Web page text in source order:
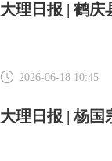
大理日报 | 鹤
2026-06-18 10:45